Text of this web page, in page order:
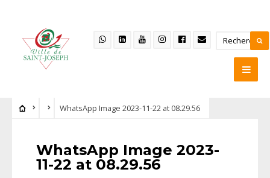
WhatsApp Image 2023-11-22 at 08.29.56
WhatsApp Image 2023-
11-22 at 08.29.56